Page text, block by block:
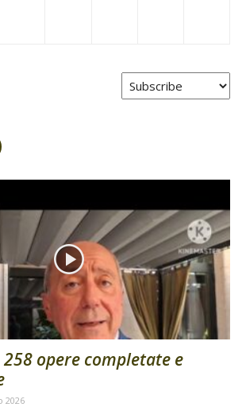
258 opere completate e
2026